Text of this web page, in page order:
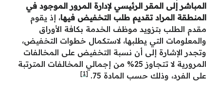
المباشر إلى المقر الرئيسي لإدارة المرور الموجود في
المنطقة المراد تقديم طلب التخفيض فيها، إذ يقوم
مقدم الطلب بتزويد موظف الخدمة بكافة الأوراق
والمعلومات التي يطلبها، لاستكمال خطوات التخفيض،
وتجدر الإشارة إلى أن نسبة التخفيض على المخالفات
المرورية لا تتجاوز 25% من إجمالي المخالفات المترتبة
على الفرد، وذلك حسب المادة 75.
[1]